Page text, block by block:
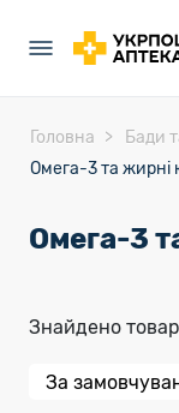
Головна Бади
Омега-3 та жирні
Омега-3
Знайдено